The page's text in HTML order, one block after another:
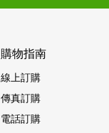
購物指南
線上訂購
傳真訂購
電話訂購